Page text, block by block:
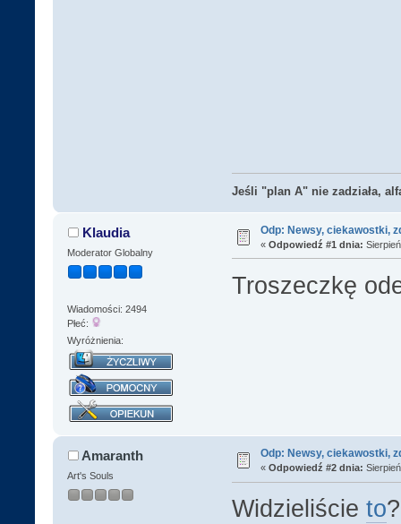
Jeśli "plan A" nie zadziała,
Klaudia
Moderator Globalny
Wiadomości: 2494
Płeć:
Wyróżnienia:
Odp: Newsy, ciekawostki,
«Odpowiedź #1 dnia:
Troszeczkę
Amaranth
Art's Souls
Odp: Newsy, ciekawostki,
«Odpowiedź #2 dnia:
Widzieliście to